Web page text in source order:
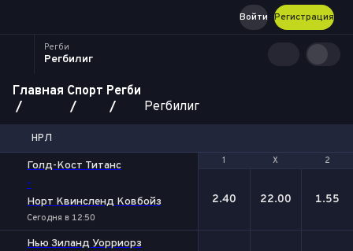
Регистрация
Войти
Регби
Регбилиг
Главная Спорт Регби
Регбилиг
НРЛ
1 Х 2
Голд-Кост Титанс
-
Норт Квинсленд Ковбойз
Сегодня в 12:50
1 Х 2
2.40 22.00 1.55
Нью Зиланд Уорриорз